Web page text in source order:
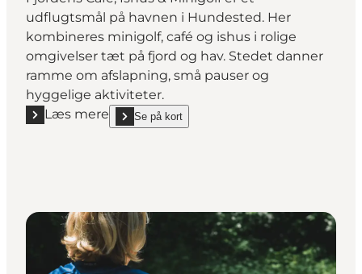
udflugtsmål på havnen i Hundested. Her
kombineres minigolf, café og ishus i rolige
omgivelser tæt på fjord og hav. Stedet danner
ramme om afslapning, små pauser og
hyggelige aktiviteter.
Læs mere
Læs mere "Fjordens Café, Ishus & Minigolf"
Se på kort
show Fjordens Café, Ishus & Minigolf on_map